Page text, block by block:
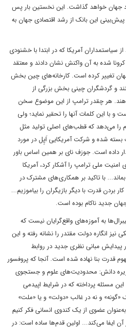
جهان خواهد گذاشت. این نخستین بار پس
سال ۲۰۰۹ است که پیش‌بینی این بانک از رشد اقتصادی جهان به
سیاستمداران آمریکا که در ابتدا با خشنودی
شده به آن واکنش نشان دادند و معتقد
تغییر کرده است. کارخانه‌های چین بخش
و گردشگران چینی بخش بزرگی از
هر چقدر ترامپ از این موضوع سخن
با این کلمات آنها را تحقیر نماید؛ ولی
را می‌دهد که قطب‌های اصلی تولید مثل
شده‌ و شرکت آمریکایی اَپِل در مورد
داده است. جوزف نای بر همین اساس باور
امنیت ملی ترامپ را آشکار کرد، آمریکا
با تاکید بر همکاری‌های مشترک در
بردن قدرت با دیگر بازیگران را بیاموزیم...
جدید ناکام بوده است.
به آموزه‌های واقع‌گرایان نیست که
انگاره دولت مقتدر را نشانه رفته و این
مبانی نظری جدید در روابط
قدرت بنا نهاده شده است. آنجا که پروفسور
دانش: محدودیت‌های علوم و جستجوی
مسئله پرداخته که در شرایط اپیدمی
«گونه» و نه در غالب «دولت» و یا «ملت»
عضوی از یک کندوی انسانی فکر کنیم
ایفا می‌کند... اولین قدم‌ها ساده است: در